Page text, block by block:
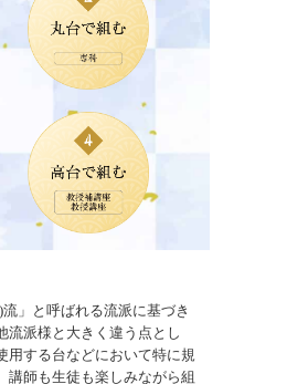
」と呼ばれる流派に基づき
流派様と大きく違う点とし
用する台などにおいて特に規
講師も生徒も楽しみながら組